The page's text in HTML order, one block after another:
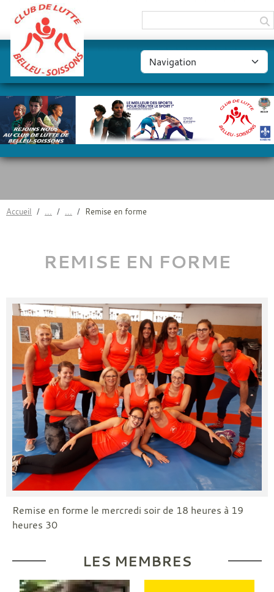
Accueil Remise en forme
REMISE EN FORME
Remise en forme le mercredi soir de 18 heures à 19
heures 30
LES MEMBRES
Panneau de gestion des cookies